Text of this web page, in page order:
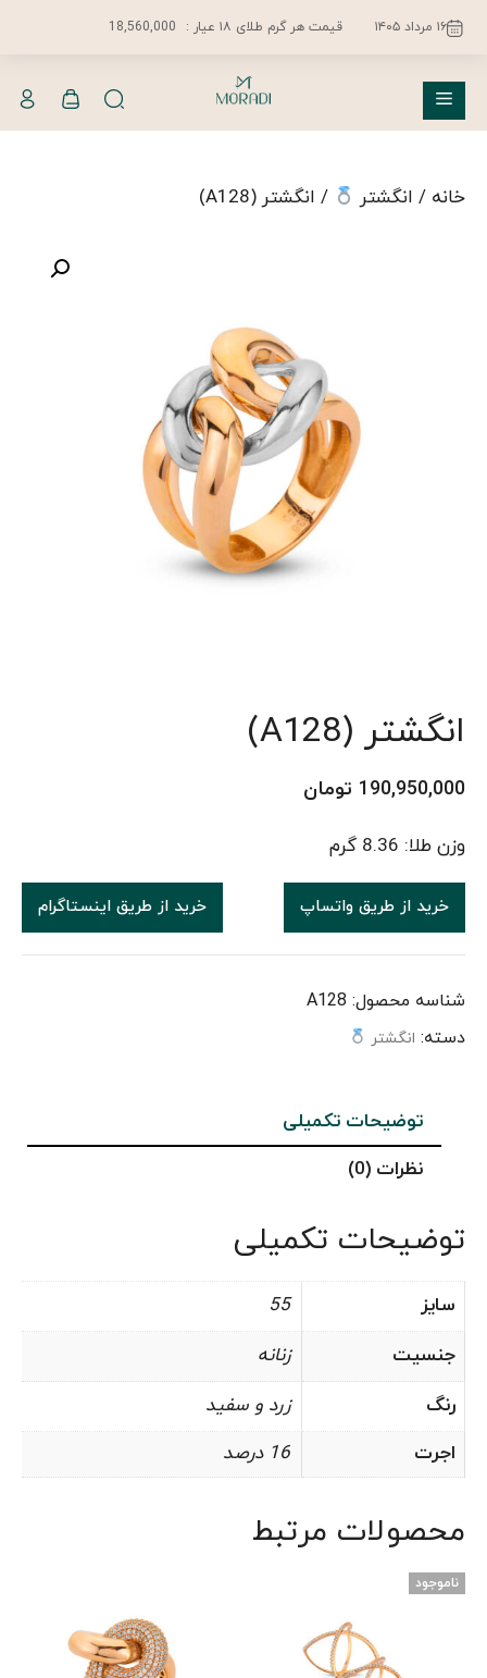
۱۶ مرداد ۱۴۰۵ قیمت هر گرم طلای ۱۸ عیار : 18,560,000
فهرست
خانه / انگشتر / انگشتر (A128)
انگشتر (A128)
190,950,000 تومان
وزن طلا: 8.36 گرم
خرید از طریق واتساپ خرید از طریق اینستاگرام
شناسه محصول: A128
دسته: انگشتر
توضیحات تکمیلی
نظرات (0)
توضیحات تکمیلی
سایز
55
جنسیت
زنانه
رنگ
زرد و سفید
اجرت
16 درصد
محصولات مرتبط
ناموجود